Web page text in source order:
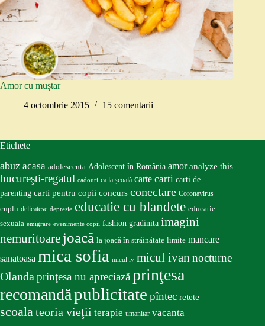
Amor cu muștar
4 octombrie 2015
15 comentarii
Etichete
abuz acasa adolescenta Adolescent în România amor analyze this
bucureşti-regatul cadouri ca la școală carte carti carti de
parenting carti pentru copii concurs conectare Coronavirus
cuplu delicatese depresie educatie cu blandete educatie
sexuala emigrare evenimente copii fashion gradinita imagini
nemuritoare joacă la joacă în străinătate limite mancare
sanatoasa mica sofia micul iv micul ivan nocturne
Olanda prinţesa nu apreciază prinţesa
recomandăpublicitate pîntec retete
scoala teoria vieţii terapie umanitar vacanta